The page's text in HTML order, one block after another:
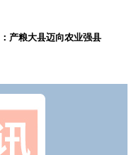
产粮大县迈向农业强县